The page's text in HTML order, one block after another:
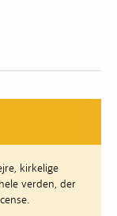
kirkelige
verden, der